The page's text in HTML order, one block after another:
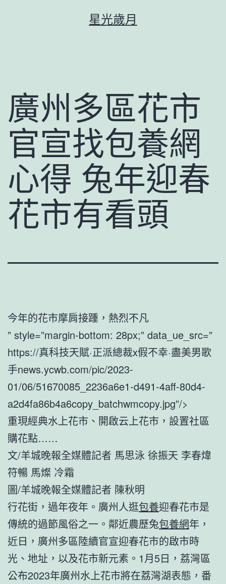
星光歲月
廣州多區花市
官宣找包養網
心得 兔年迎春
花市有看頭
今年的花市摩肩接踵，熱烈不凡
” style=”margin-bottom: 28px;” data_ue_src=”
https://真科技天賦·正派總裁x假不幸·盡美男歌
手news.ycwb.com/pic/2023-
01/06/51670085_2236a6e1-d491-4aff-80d4-
a2d4fa86b4a6copy_batchwmcopy.jpg”/>
重現經典水上花市、開啟云上花市，設置社區
購花點……
文/羊城晚報全媒體記者 馬思泳 徐振天 李春煒
符暢 馬燦 冷霜
圖/羊城晚報全媒體記者 陳秋明
行花街，過年夜年。廣州人逛包養迎春花市是
傳統的過節風俗之一。鄰近農歷兔包養網年，
近日，廣州多區陸續官宣迎春花市的啟市時
光、地址，以及花市新元素。1月5日，荔灣區
公布2023年廣州水上花市將在荔灣湖表態，番